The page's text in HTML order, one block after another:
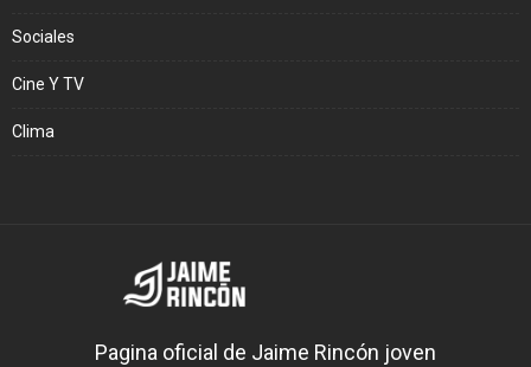
Sociales
Cine Y TV
Clima
Pagina oficial de Jaime Rincón joven